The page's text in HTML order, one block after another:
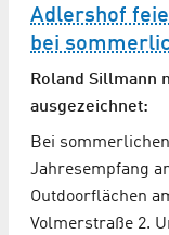
Adlershof
bei
Roland Sillmann
ausgezeichnet:
Bei
Jahresempfang
Outdoorflächen
Volmerstraße 2.